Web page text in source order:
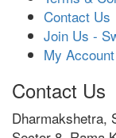
Contact Us
Join Us -
My Account
Contact Us
Dharmakshetra,